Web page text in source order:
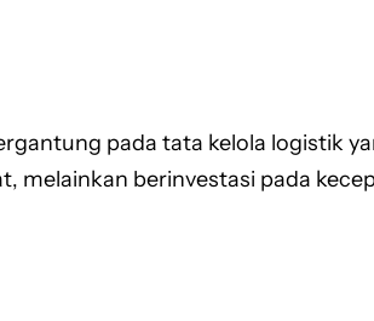
pada tata kelola logistik
melainkan berinvestasi pada